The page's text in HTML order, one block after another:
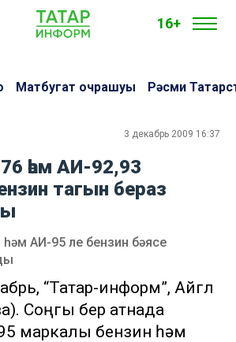
16+
Матбугат очрашуы Рәсми
3 декабрь 2009 16:37
һәм АИ-92,93
тагын бераз
һәм АИ-95 ле бензин бәясе
“Татар-информ”, Айгөл
Соңгы бер атнада
маркалы бензин һәм